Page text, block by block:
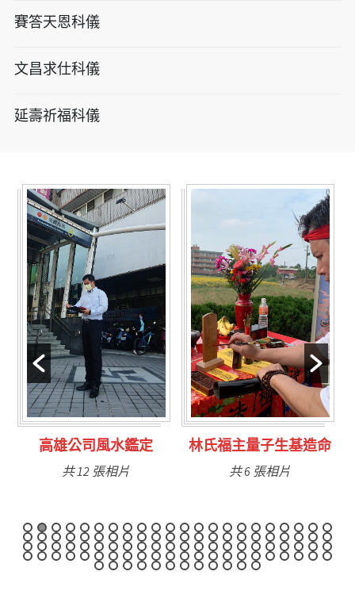
賽答天恩科儀
文昌求仕科儀
延壽祈福科儀
林氏福主量子生基造命
共 6 張相片
台南永康風水鑑定
共 9 張相片